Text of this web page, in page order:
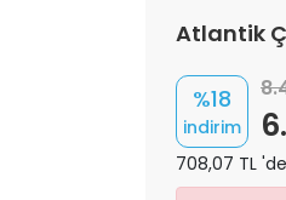
Atlantik
%18
indirim
708,07 TL